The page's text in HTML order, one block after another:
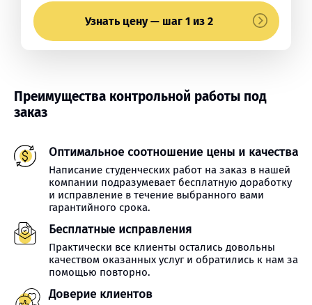
Узнать цену — шаг 1 из 2
Преимущества контрольной работы под
заказ
Оптимальное соотношение цены и качества
Написание студенческих работ на заказ в нашей
компании подразумевает бесплатную доработку
и исправление в течение выбранного вами
гарантийного срока.
Бесплатные исправления
Практически все клиенты остались довольны
качеством оказанных услуг и обратились к нам за
помощью повторно.
Доверие клиентов